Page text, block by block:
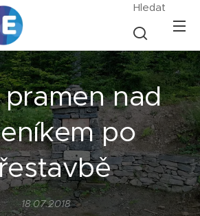
Hledat
nad
po
18.07.2018